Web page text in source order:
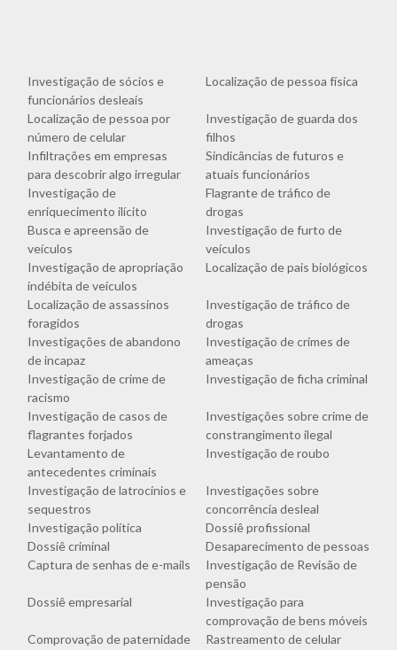
Investigação de sócios e
funcionários desleais
Localização de pessoa física
Localização de pessoa por
número de celular
Investigação de guarda dos
filhos
Infiltrações em empresas
para descobrir algo irregular
Sindicâncias de futuros e
atuais funcionários
Investigação de
enriquecimento ilícito
Flagrante de tráfico de
drogas
Busca e apreensão de
veículos
Investigação de furto de
veículos
Investigação de apropriação
indébita de veículos
Localização de pais biológicos
Localização de assassinos
foragidos
Investigação de tráfico de
drogas
Investigações de abandono
de incapaz
Investigação de crimes de
ameaças
Investigação de crime de
racismo
Investigação de ficha criminal
Investigação de casos de
flagrantes forjados
Investigações sobre crime de
constrangimento ilegal
Levantamento de
antecedentes criminais
Investigação de roubo
Investigação de latrocínios e
sequestros
Investigações sobre
concorrência desleal
Investigação política
Dossiê profissional
Dossiê criminal
Desaparecimento de pessoas
Captura de senhas de e-mails
Investigação de Revisão de
pensão
Dossiê empresarial
Investigação para
comprovação de bens móveis
Comprovação de paternidade
Rastreamento de celular